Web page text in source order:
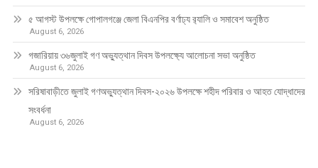
৫ আগস্ট উপলক্ষে গোপালগঞ্জে জেলা বিএনপির বর্ণাঢ্য র‍্যালি ও সমাবেশ অনুষ্ঠিত
August 6, 2026
গজারিয়ায় ৩৬জুলাই গণ অভ্যুত্থান দিবস উপলক্ষ্যে আলোচনা সভা অনুষ্ঠিত
August 6, 2026
সরিষাবাড়ীতে জুলাই গণঅভ্যুত্থান দিবস-২০২৬ উপলক্ষে শহীদ পরিবার ও আহত যোদ্ধাদের
সংবর্ধনা
August 6, 2026